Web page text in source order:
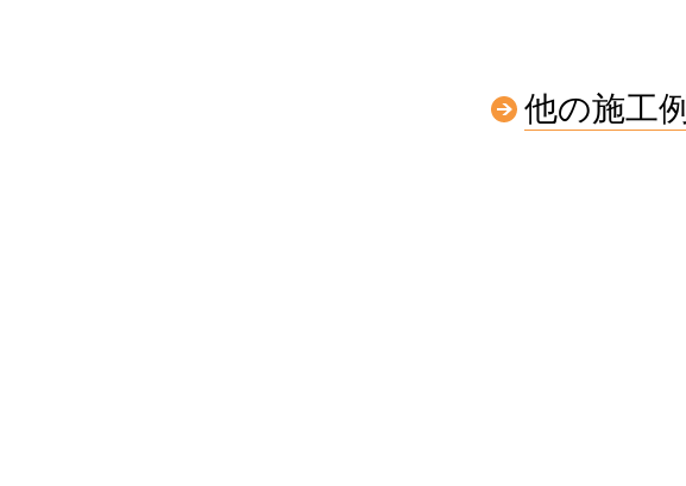
他の施工例